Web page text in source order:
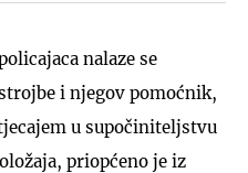
nalaze se
i njegov pomoćnik,
u supočiniteljstvu
priopćeno je iz